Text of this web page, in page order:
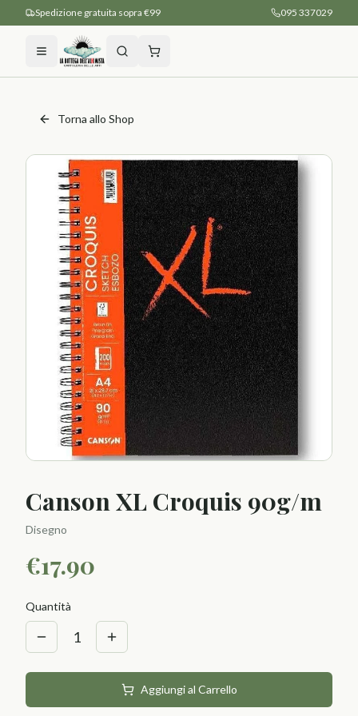
Spedizione gratuita sopra €99 095 337029
Torna allo Shop
Canson XL Croquis 90g/m
Disegno
€17.90
Quantità
1
Aggiungi al Carrello